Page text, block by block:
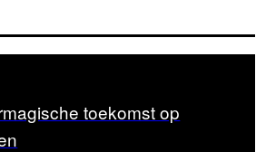
toekomst op